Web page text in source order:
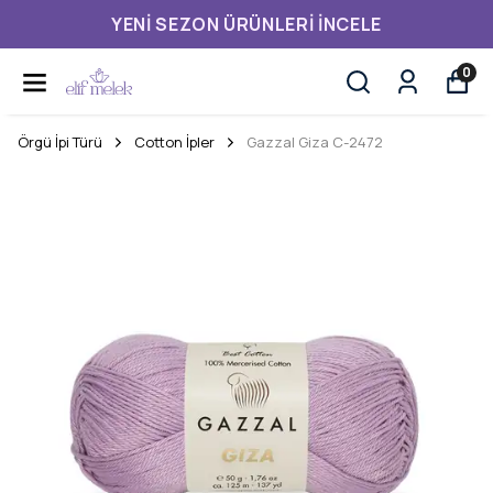
YENI SEZON ÜRÜNLERI İNCELE
0
Örgü İpi Türü Cotton İpler Gazzal Giza C-2472